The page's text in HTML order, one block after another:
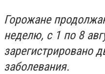
Горожане
неделю, с 1 по 8
зарегистрировано
заболевания.